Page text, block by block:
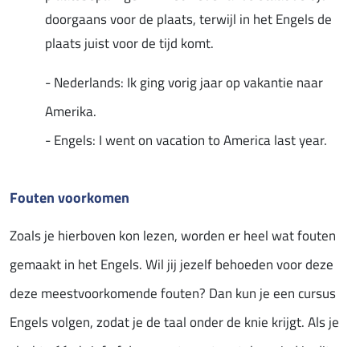
doorgaans voor de plaats, terwijl in het Engels de
plaats juist voor de tijd komt.
- Nederlands: Ik ging vorig jaar op vakantie naar
Amerika.
- Engels: I went on vacation to America last year.
Fouten voorkomen
Zoals je hierboven kon lezen, worden er heel wat fouten
gemaakt in het Engels. Wil jij jezelf behoeden voor deze
deze meestvoorkomende fouten? Dan kun je een cursus
Engels volgen, zodat je de taal onder de knie krijgt. Als je